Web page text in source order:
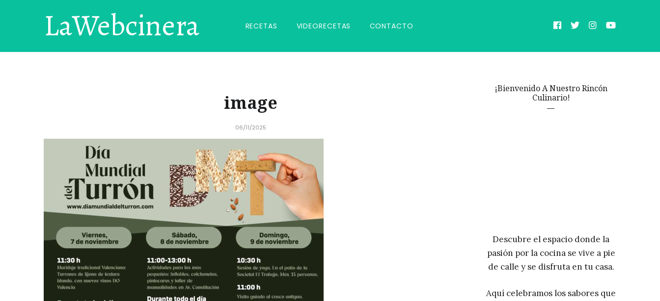
LaWebcinera RECETAS VIDEORECETAS CONTACTO
image
06/11/2025
¡Bienvenido A Nuestro Rincón
Culinario!
Descubre el espacio donde la
pasión por la cocina se vive a pie
de calle y se disfruta en tu casa.
Aquí celebramos los sabores que